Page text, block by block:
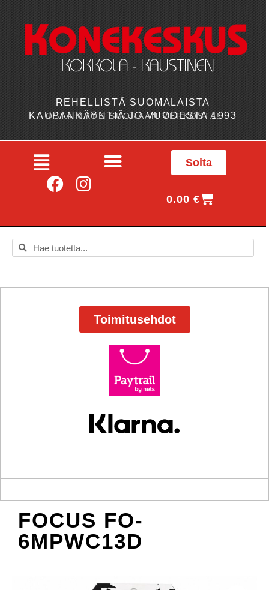
REHELLISTÄ SUOMALAISTA
KAUPANKÄYNTIÄ JO VUODESTA 1993
OSTA MYÖS SUORAAN VERKOSTA!
Soita
0.00€
Toimitusehdot
FOCUS FO-
6MPWC13D